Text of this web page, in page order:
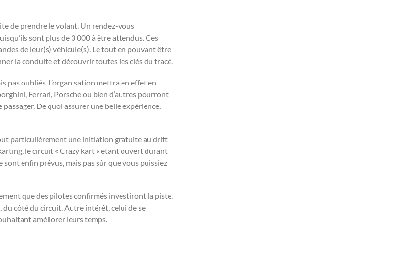
de prendre le volant. Un rendez-vous
sont plus de 3 000 à être attendus. Ces
de leur(s) véhicule(s). Le tout en pouvant être
la conduite et découvrir toutes les clés du tracé.
pas oubliés. L’organisation mettra en effet en
Ferrari, Porsche ou bien d’autres pourront
De quoi assurer une belle expérience,
particulièrement une initiation gratuite au drift
le circuit « Crazy kart » étant ouvert durant
sont enfin prévus, mais pas sûr que vous puissiez
que des pilotes confirmés investiront la piste.
côté du circuit. Autre intérêt, celui de se
améliorer leurs temps.